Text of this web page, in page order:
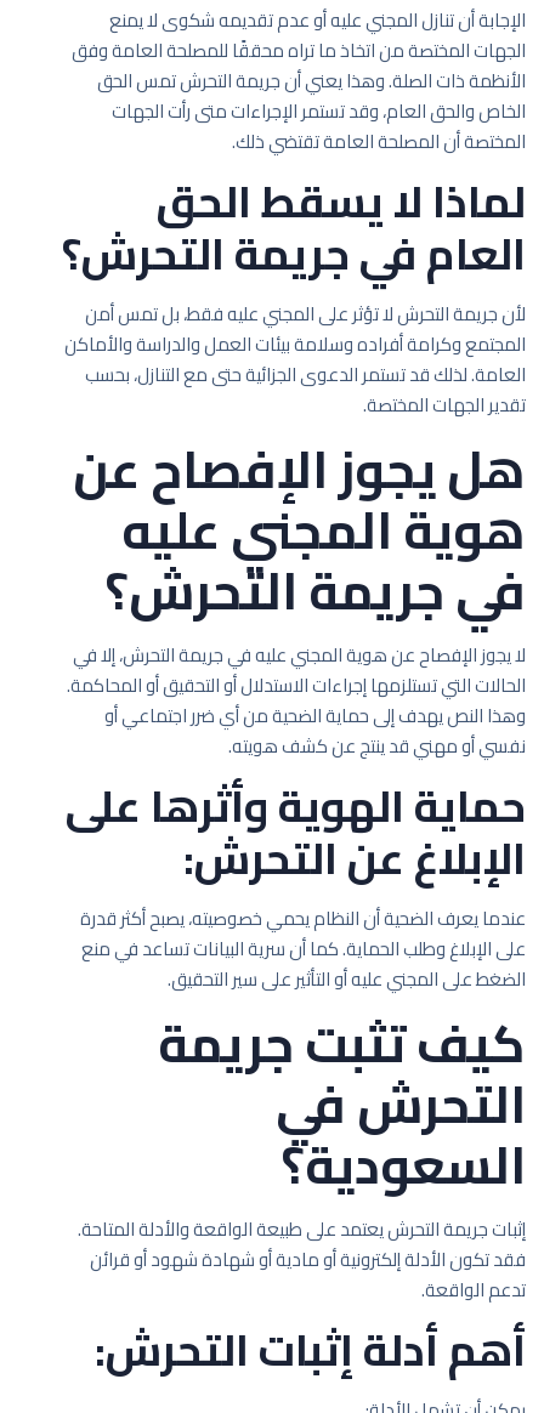
الإجابة أن تنازل المجني عليه أو عدم تقديمه شكوى لا يمنع
الجهات المختصة من اتخاذ ما تراه محققًا للمصلحة العامة وفق
الأنظمة ذات الصلة. وهذا يعني أن جريمة التحرش تمس الحق
الخاص والحق العام، وقد تستمر الإجراءات متى رأت الجهات
المختصة أن المصلحة العامة تقتضي ذلك.
لماذا لا يسقط الحق
العام في جريمة التحرش؟
لأن جريمة التحرش لا تؤثر على المجني عليه فقط، بل تمس أمن
المجتمع وكرامة أفراده وسلامة بيئات العمل والدراسة والأماكن
العامة. لذلك قد تستمر الدعوى الجزائية حتى مع التنازل، بحسب
تقدير الجهات المختصة.
هل يجوز الإفصاح عن
هوية المجني عليه
في جريمة التحرش؟
لا يجوز الإفصاح عن هوية المجني عليه في جريمة التحرش، إلا في
الحالات التي تستلزمها إجراءات الاستدلال أو التحقيق أو المحاكمة.
وهذا النص يهدف إلى حماية الضحية من أي ضرر اجتماعي أو
نفسي أو مهني قد ينتج عن كشف هويته.
حماية الهوية وأثرها على
الإبلاغ عن التحرش:
عندما يعرف الضحية أن النظام يحمي خصوصيته، يصبح أكثر قدرة
على الإبلاغ وطلب الحماية. كما أن سرية البيانات تساعد في منع
الضغط على المجني عليه أو التأثير على سير التحقيق.
كيف تثبت جريمة
التحرش في
السعودية؟
إثبات جريمة التحرش يعتمد على طبيعة الواقعة والأدلة المتاحة.
فقد تكون الأدلة إلكترونية أو مادية أو شهادة شهود أو قرائن
تدعم الواقعة.
أهم أدلة إثبات التحرش: